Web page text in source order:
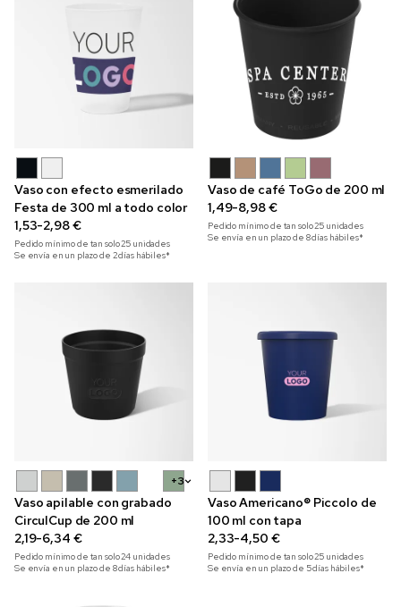
Vaso con efecto esmerilado
Festa de 300 ml a todo color
1,53-2,98 €
Pedido mínimo de tan solo25 unidades
Se envía en un plazo de 2 días hábiles*
Vaso de café ToGo de 200 ml
1,49-8,98 €
Pedido mínimo de tan solo25 unidades
Se envía en un plazo de 8 días hábiles*
+3
Vaso apilable con grabado
CirculCup de 200 ml
2,19-6,34 €
Pedido mínimo de tan solo24 unidades
Se envía en un plazo de 8 días hábiles*
Vaso Americano® Piccolo de
100 ml con tapa
2,33-4,50 €
Pedido mínimo de tan solo25 unidades
Se envía en un plazo de 5 días hábiles*